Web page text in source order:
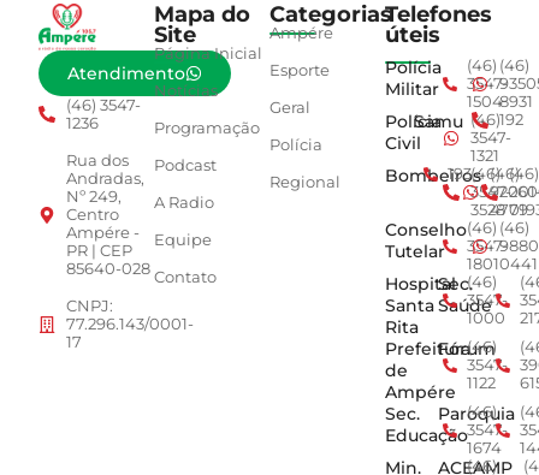
Atendimento
(46) 3547-
1236
Rua dos
Andradas,
Nº 249,
Centro
Ampére -
PR | CEP
85640-028
CNPJ:
77.296.143/0001-
17
Mapa do
Site
Página Inicial
Notícias
Programação
Podcast
A Radio
Equipe
Contato
Categorias
Ampére
Esporte
Geral
Polícia
Regional
Telefones
úteis
Polícia
Militar
(46)
3547-
1504
(46)
8931
Polícia
Civil
Samu (46)
3547-
1321
192
Bombeiros
193(46)
3547-
3528
(46)
4779
(46)
Conselho
Tutelar
(46)
3547-
1801
(46)
0441
Hospital
Santa
Rita
Sec.
Saúde
(46)
3547-
1000
Prefeitura
de
Ampére
Fórum
(46)
3547-
1122
Sec.
Educação
Paroquia
(46)
3547-
1674
Min. ACEAMP
(46)